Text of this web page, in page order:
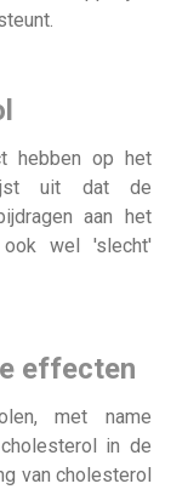
hebben op het
uit dat de
aan het
ook wel 'slecht'
effecten
met name
in de
van cholesterol